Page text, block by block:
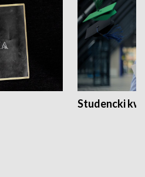
Studencki